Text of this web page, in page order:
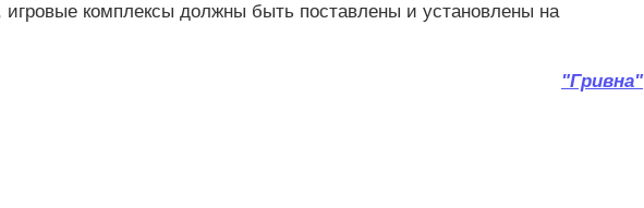
игровые комплексы должны быть поставлены и установлены на
"Гривна"